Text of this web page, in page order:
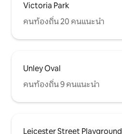
Victoria Park
คนท้องถิ่น 20 คนแนะนำ
Unley Oval
คนท้องถิ่น 9 คนแนะนำ
Leicester Street Playground